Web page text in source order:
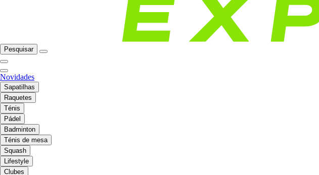
Pesquisar
Novidades
Sapatilhas
Raquetes
Ténis
Pádel
Badminton
Ténis de mesa
Squash
Lifestyle
Clubes